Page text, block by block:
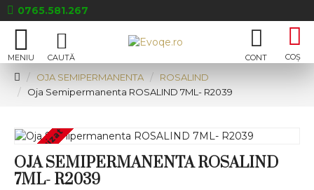
0765.581.267
OJA SEMIPERMANENTA
ROSALIND
Oja Semipermanenta ROSALIND 7ML- R2039
Stoc epuizat
OJA SEMIPERMANENTA ROSALIND
7ML- R2039